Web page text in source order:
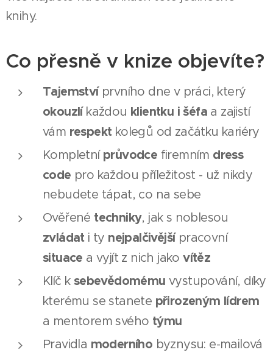
knihy.
Co přesně v knize objevíte?
Tajemstvíprvního dne v práci, který
okouzlí každou klientku i šéfa a zajistí
vám respekt kolegů od začátku kariéry
Kompletní průvodce firemním dress
code pro každou příležitost - už nikdy
nebudete tápat, co na sebe
Ověřené techniky, jak s noblesou
zvládat i ty nejpalčivější pracovní
situace a vyjít z nich jakovítěz
Klíč k sebevědomémuvystupování, díky
kterému se stanete přirozeným lídrem
a mentorem svého týmu
Pravidla moderního byznysu: e-mailová